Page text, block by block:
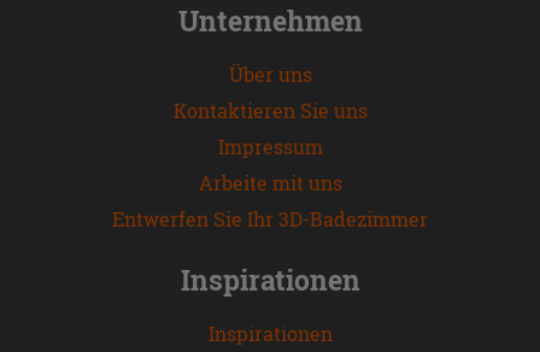
Unternehmen
Über uns
Kontaktieren Sie uns
Impressum
Arbeite mit uns
Entwerfen Sie Ihr 3D-Badezimmer
Inspirationen
Inspirationen